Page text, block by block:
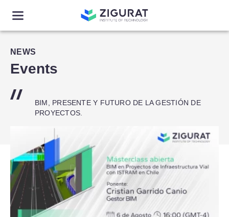
NEWS
Events
BIM, PRESENTE Y FUTURO DE LA GESTIÓN DE
PROYECTOS.